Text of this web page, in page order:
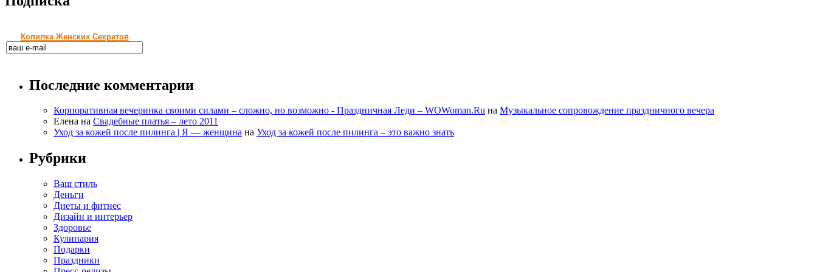
Копилка Женских Секретов
Последние комментарии
Корпоративная вечеринка своими силами – сложно, но возможно - Праздничная Леди – WOWoman.Ru на Музыкальное сопровождение праздничного вечера
Елена на Свадебные платья – лето 2011
Уход за кожей после пилинга | Я — женщина на Уход за кожей после пилинга – это важно знать
Рубрики
Ваш стиль
Деньги
Диеты и фитнес
Дизайн и интерьер
Здоровье
Кулинария
Подарки
Праздники